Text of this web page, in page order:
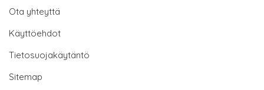
Ota yhteyttä
Käyttöehdot
Tietosuojakäytäntö
Sitemap